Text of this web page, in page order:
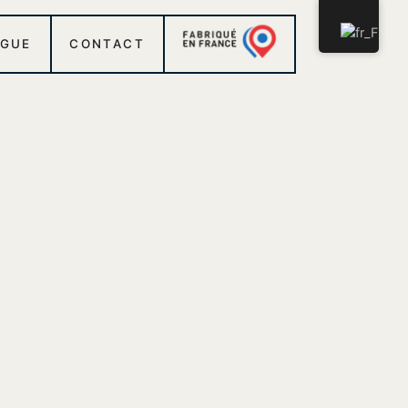
CONTACT